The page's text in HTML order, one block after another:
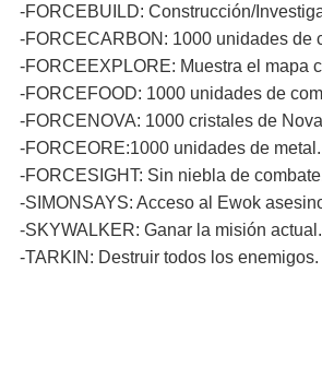
-FORCEBUILD: Construcción/
-FORCECARBON: 1000 unidades de
-FORCEEXPLORE: Muestra el mapa
-FORCEFOOD: 1000 unidades de
-FORCENOVA: 1000 cristales de
-FORCEORE:1000 unidades de metal.
-FORCESIGHT: Sin niebla de
-SIMONSAYS: Acceso al Ewok
-SKYWALKER: Ganar la misión actual.
-TARKIN: Destruir todos los enemigos.